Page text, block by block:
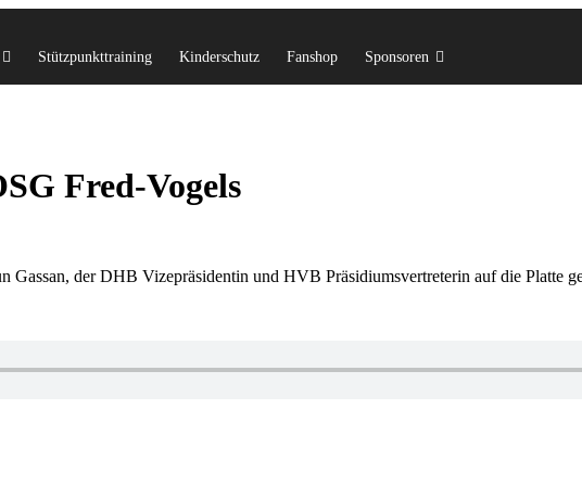
Stützpunkttraining Kinderschutz Fanshop Sponsoren
Fred-Vogels
Gassan, der DHB Vizepräsidentin und HVB Präsidiumsvertreterin auf die Platte